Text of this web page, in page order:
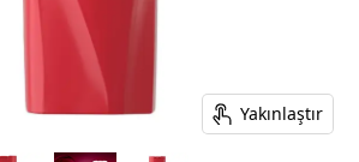
Yakınlaştır